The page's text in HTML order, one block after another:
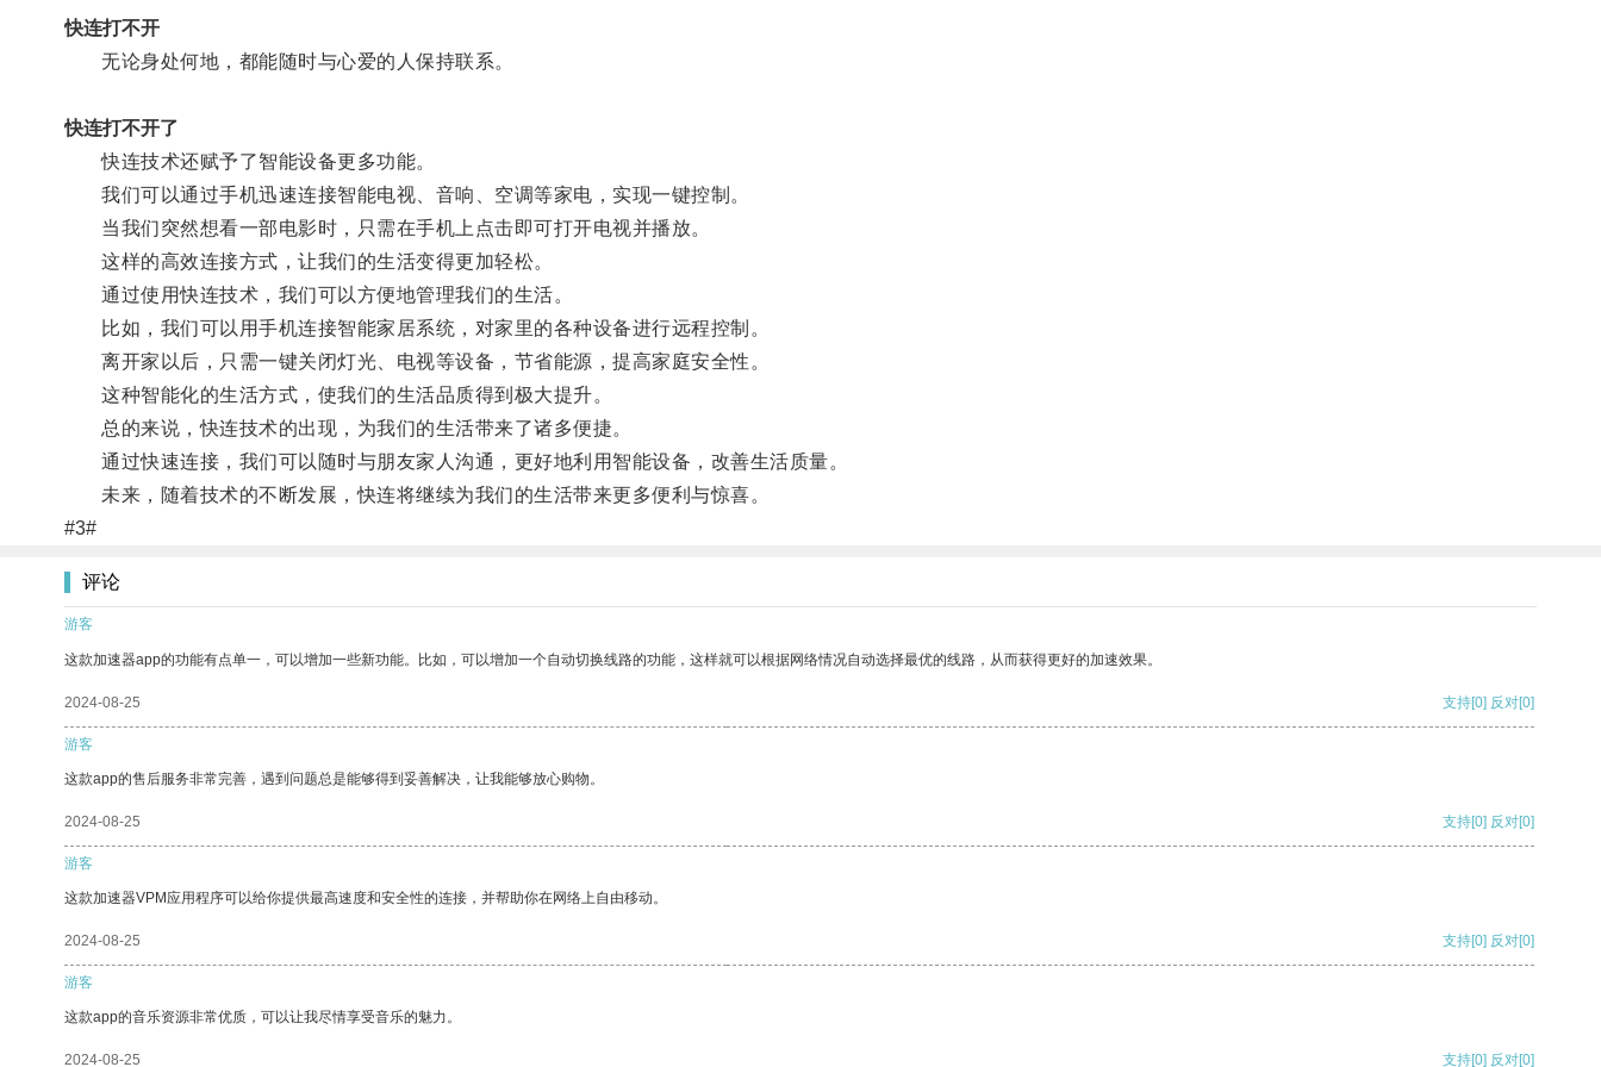
快连打不开
无论身处何地，都能随时与心爱的人保持联系。
快连打不开了
快连技术还赋予了智能设备更多功能。
我们可以通过手机迅速连接智能电视、音响、空调等家电，实现一键控制。
当我们突然想看一部电影时，只需在手机上点击即可打开电视并播放。
这样的高效连接方式，让我们的生活变得更加轻松。
通过使用快连技术，我们可以方便地管理我们的生活。
比如，我们可以用手机连接智能家居系统，对家里的各种设备进行远程控制。
离开家以后，只需一键关闭灯光、电视等设备，节省能源，提高家庭安全性。
这种智能化的生活方式，使我们的生活品质得到极大提升。
总的来说，快连技术的出现，为我们的生活带来了诸多便捷。
通过快速连接，我们可以随时与朋友家人沟通，更好地利用智能设备，改善生活质量。
未来，随着技术的不断发展，快连将继续为我们的生活带来更多便利与惊喜。
#3#
评论
游客
这款加速器app的功能有点单一，可以增加一些新功能。比如，可以增加一个自动切换线路的功能，这样就可以根据网络情况自动选择最优的线路，从而获得更好的加速效果。
2024-08-25 支持[0] 反对[0]
游客
这款app的售后服务非常完善，遇到问题总是能够得到妥善解决，让我能够放心购物。
2024-08-25 支持[0] 反对[0]
游客
这款加速器VPM应用程序可以给你提供最高速度和安全性的连接，并帮助你在网络上自由移动。
2024-08-25 支持[0] 反对[0]
游客
这款app的音乐资源非常优质，可以让我尽情享受音乐的魅力。
2024-08-25 支持[0] 反对[0]